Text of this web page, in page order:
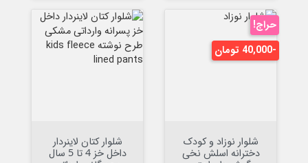
شلوار نوزاد و کودک
دخترانه اسلش نخی
حراج!
-40,000 تومان
شلوار کتان لاینردار
داخل خز 4 تا 5 سال